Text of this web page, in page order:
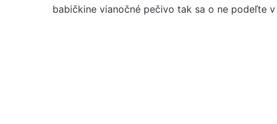
babičkine vianočné pečivo tak sa o ne podeľte